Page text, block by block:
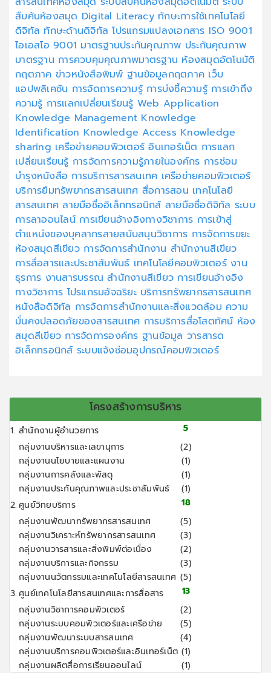
สืบค้นห้องสมุด Digital Literacy ทักษะการใช้เทคโนโลยี
ดิจิทัล ทักษะด้านดิจิทัลโปรแกรมแปลงเอกสาร ISO 9001
ไอเอสโอ 9001 มาตรฐานประกันคุณภาพ ประกันคุณภาพ
มาตรฐาน การควบคุมคุณภาพมาตรฐาน ห้องสมุดอัตโนมัติ
กฤตภาค ข่าวหนังสือพิมพ์ ฐานข้อมูลกฤตภาค เว็บ
แอปพลิเคชัน การจัดการความรู้ การบ่งชี้ความรู้ การเข้าถึง
ความรู้ การแลกเปลี่ยนเรียนรู้ Web Application
Knowledge Management Knowledge
Identification Knowledge Access Knowledge
sharing เครือข่ายคอมพิวเตอร์อินเทอร์เน็ต การแลก
เปลี่ยนเรียนรู้ การจัดการความรู้ภายในองค์กร การซ่อม
บำรุงหนังสือ การบริการสารสนเทศ เครือข่ายคอมพิวเตอร์
บริการยืมทรัพยากรสารสนเทศ สื่อการสอน เทคโนโลยี
สารสนเทศลายมือชื่ออิเล็กทรอนิกส์ ลายมือชื่อดิจิทัล ระบบ
การลาออนไลน์ การเขียนอ้างอิงทางวิชาการ การเข้าสู่
ตำแหน่งของบุคลากรสายสนับสนุนวิชาการ การจัดการขยะ
ห้องสมุดสีเขียว การจัดการสำนักงาน สำนักงานสีเขียว
การสื่อสารและประชาสัมพันธ์ เทคโนโลยีคอมพิวเตอร์ งาน
ธุรการ งานสารบรรณสำนักงานสีเขียว การเขียนอ้างอิง
ทางวิชาการ โปรแกรมอัจฉริยะ บริการทรัพยากรสารสนเทศ
หนังสือดิจิทัล การจัดการสำนักงานและสิ่งแวดล้อม ความ
มั่นคงปลอดภัยของสารสนเทศ การบริการสื่อโสตทัศน์ ห้อง
สมุดสีเขียว การจัดการองค์กร ฐานข้อมูล วารสารด
อิเล็กทรอนิกส์ ระบบแจ้งซ่อมอุปกรณ์คอมพิวเตอร์
โครงสร้างการบริหาร
1. สำนักงานผู้อำนวยการ
5
กลุ่มงานบริหารและเลขานุการ
(2)
กลุ่มงานนโยบายและแผนงาน
(1)
กลุ่มงานการคลังและพัสดุ
(1)
กลุ่มงานประกันคุณภาพและประชาสัมพันธ์
(1)
2. ศูนย์วิทยบริการ
18
กลุ่มงานพัฒนาทรัพยากรสารสนเทศ
(5)
กลุ่มงานวิเคราะห์ทรัพยากรสารสนเทศ
(3)
กลุ่มงานวารสารและสิ่งพิมพ์ต่อเนื่อง
(2)
กลุ่มงานบริการและกิจกรรม
(3)
กลุ่มงานนวัตกรรมและเทคโนโลยีสารสนเทศ (5)
3. ศูนย์เทคโนโลยีสารสนเทศและการสื่อสาร
13
กลุ่มงานวิชาการคอมพิวเตอร์
(2)
กลุ่มงานระบบคอมพิวเตอร์และเครือข่าย
(5)
กลุ่มงานพัฒนาระบบสารสนเทศ
(4)
กลุ่มงานบริการคอมพิวเตอร์และอินเทอร์เน็ต (1)
กลุ่มงานผลิตสื่อการเรียนออนไลน์
(1)